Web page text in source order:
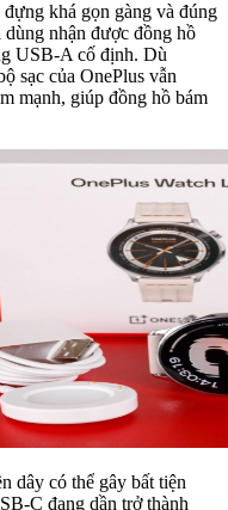
khá gọn gàng và đúng
nhận được đồng hồ
USB-A cố định. Dù
sạc của OnePlus vẫn
mạnh, giúp đồng hồ bám
dây có thể gây bất tiện
C đang dần trở thành